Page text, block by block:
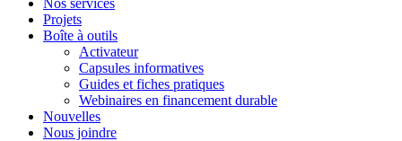
Nos services
Projets
Boîte à outils
Activateur
Capsules informatives
Guides et fiches pratiques
Webinaires en financement durable
Nouvelles
Nous joindre